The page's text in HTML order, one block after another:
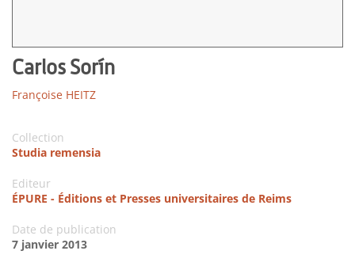
Carlos Sorín
Françoise HEITZ
Collection
Studia remensia
Editeur
ÉPURE - Éditions et Presses universitaires de Reims
Date de publication
7 janvier 2013